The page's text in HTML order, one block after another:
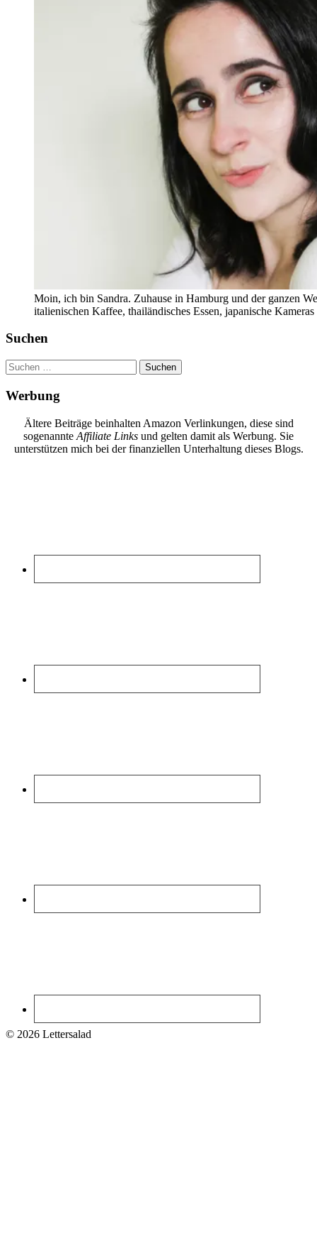
Moin, ich bin Sandra. Zuhause in Hamburg und der ganzen
italienischen Kaffee, thailändisches Essen, japanische
Suchen
Suchen
nach:
Werbung
Ältere Beiträge beinhalten Amazon Verlinkungen, diese sind
sogenannte Affiliate Links und gelten damit als Werbung. Sie
unterstützen mich bei der finanziellen Unterhaltung dieses Blogs.
© 2026 Lettersalad